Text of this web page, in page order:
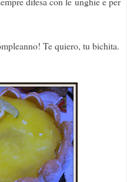
Te quiero, tu bichita.